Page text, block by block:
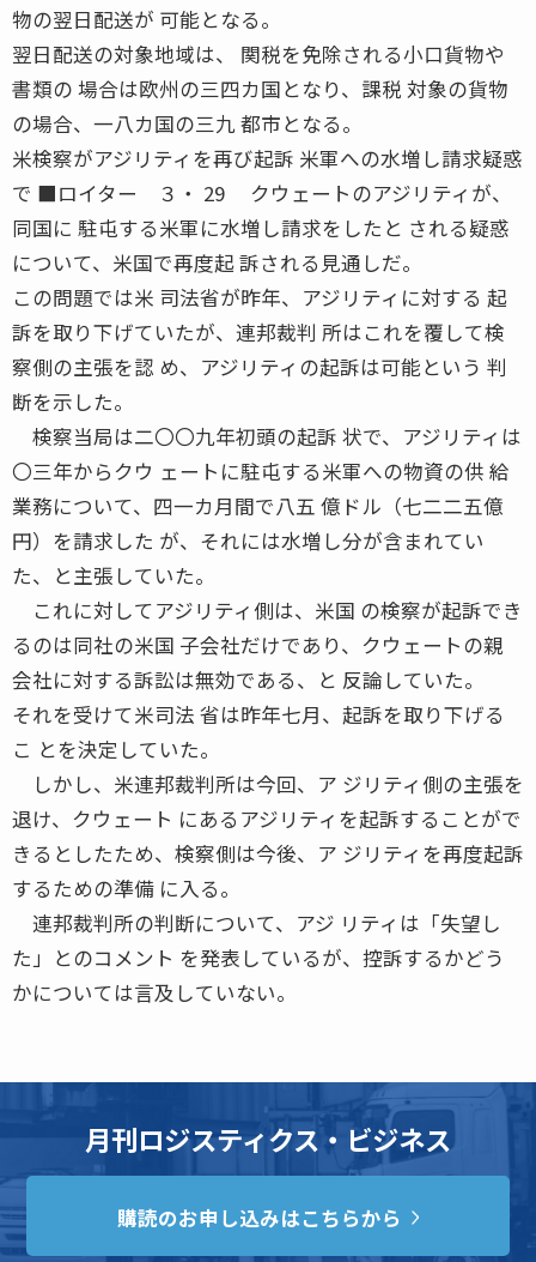
物の翌日配送が 可能となる。
翌日配送の対象地域は、 関税を免除される小口貨物や
書類の 場合は欧州の三四カ国となり、課税 対象の貨物
の場合、一八カ国の三九 都市となる。
米検察がアジリティを再び起訴 米軍への水増し請求疑惑
で ■ロイター ３・ 29 クウェートのアジリティが、
同国に 駐屯する米軍に水増し請求をしたと される疑惑
について、米国で再度起 訴される見通しだ。
この問題では米 司法省が昨年、アジリティに対する 起
訴を取り下げていたが、連邦裁判 所はこれを覆して検
察側の主張を認 め、アジリティの起訴は可能という 判
断を示した。
検察当局は二〇〇九年初頭の起訴 状で、アジリティは
〇三年からクウ ェートに駐屯する米軍への物資の供 給
業務について、四一カ月間で八五 億ドル（七二二五億
円）を請求した が、それには水増し分が含まれてい
た、と主張していた。
これに対してアジリティ側は、米国 の検察が起訴でき
るのは同社の米国 子会社だけであり、クウェートの親
会社に対する訴訟は無効である、と 反論していた。
それを受けて米司法 省は昨年七月、起訴を取り下げる
こ とを決定していた。
しかし、米連邦裁判所は今回、ア ジリティ側の主張を
退け、クウェート にあるアジリティを起訴することがで
きるとしたため、検察側は今後、ア ジリティを再度起訴
するための準備 に入る。
連邦裁判所の判断について、アジ リティは「失望し
た」とのコメント を発表しているが、控訴するかどう
かについては言及していない。
月刊ロジスティクス・ビジネス
購読のお申し込みはこちらから